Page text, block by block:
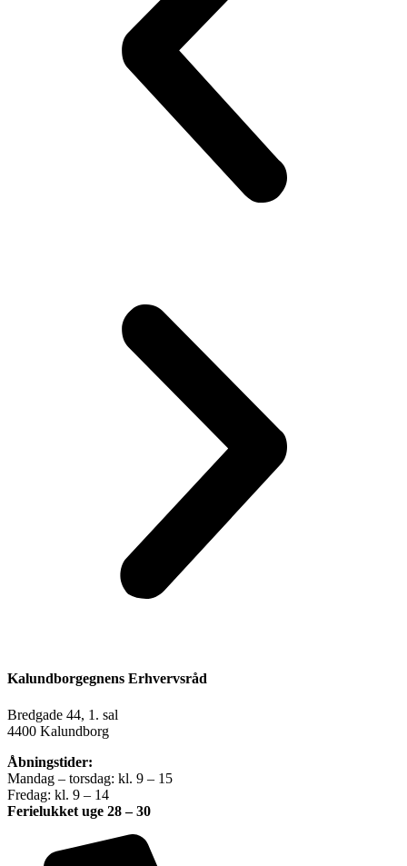
Kalundborgegnens Erhvervsråd
Bredgade 44, 1. sal
4400 Kalundborg
Åbningstider:
Mandag – torsdag: kl. 9 – 15
Fredag: kl. 9 – 14
Ferielukket uge 28 – 30